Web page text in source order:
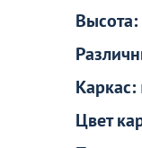
Высота:
Каркас:
Цвет